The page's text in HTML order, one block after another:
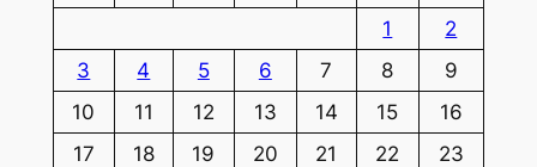
1
2
3
4 5 6 7 8
9
10
11 12 13 14 15
16
17
18 19 20 21 22
23